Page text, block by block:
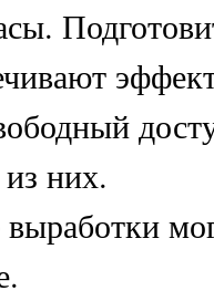
них.